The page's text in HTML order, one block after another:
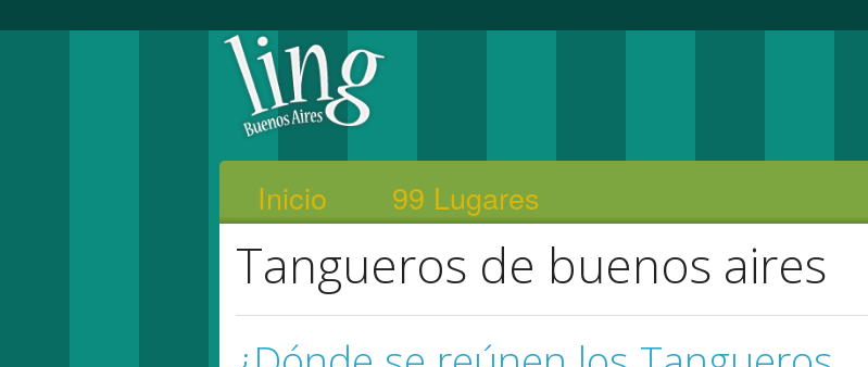
Inicio 99 Lugares
Tangueros de buenos aires